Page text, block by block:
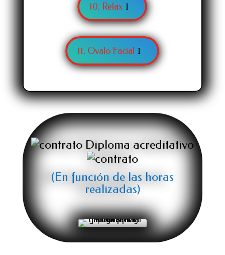
10. Relax
11. Ovalo Facial
Diploma acreditativo
(En función de las horas
realizadas)